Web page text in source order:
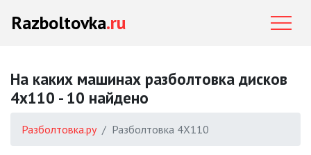
Razboltovka.ru
На каких машинах разболтовка дисков
4x110 - 10 найдено
Разболтовка.ру Разболтовка 4X110